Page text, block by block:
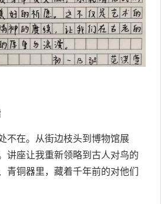
不在。从街边枝头到博物馆展
讲座让我重新领略到古人对鸟的
铜器里，藏着千年前的对他们